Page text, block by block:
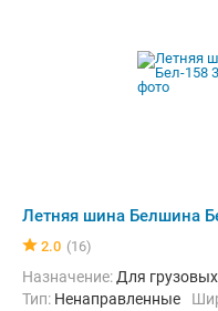
Летняя шина Белшина
2.0 (16)
Назначение: Для
Тип: Ненаправленные